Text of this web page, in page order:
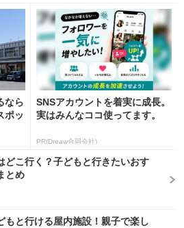
なら
ポッ
SNSアカウントを着実に成長。
実はみんなココ使ってます。
PR(Dreaw合同会社)
どこ行く？子どもと行きたいおす
とめ
もと行ける屋内施設！親子で楽し